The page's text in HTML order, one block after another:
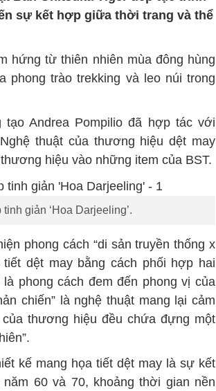
sự kết hợp giữa thời trang và thể
hứng từ thiên nhiên mùa đông hùng
phong trào trekking và leo núi trong
tạo Andrea Pompilio đã hợp tác với
thuật của thương hiệu dệt may
hiệu vào những item của BST.
giản ‘Hoa Darjeeling’.
phong cách “di sản truyền thống x
dệt may bằng cách phối hợp hai
phong cách đem đến phong vị của
chiến” là nghệ thuật mang lại cảm
thương hiệu đều chứa đựng một
kế mang họa tiết dệt may là sự kết
60 và 70, khoảng thời gian nền